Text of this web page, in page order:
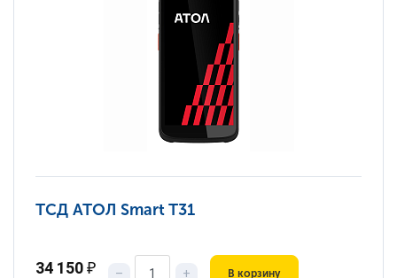
ТСД АТОЛ Smart T31
34 150₽ – + В корзину